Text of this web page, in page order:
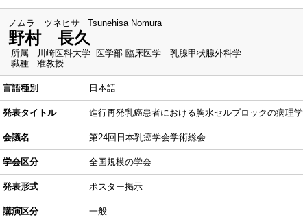
ノムラ ツネヒサ Tsunehisa Nomura
野村 長久
所属
川崎医科大学 医学部 臨床医学 乳腺甲状腺外科学
職種
准教授
言語種別 日本語
発表タイトル 進行再発乳癌患者における胸水セルブロックの病理
会議名 第24回日本乳癌学会学術総会
学会区分 全国規模の学会
発表形式 ポスター掲示
講演区分 一般